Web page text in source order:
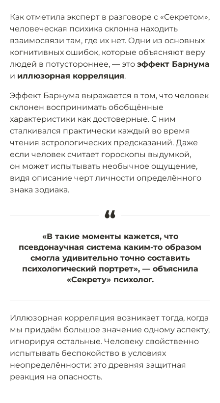
Как отметила эксперт в разговоре с «Секретом»,
человеческая психика склонна находить
взаимосвязи там, где их нет. Одни из основных
когнитивных ошибок, которые объясняют веру
людей в потустороннее, — это эффект Барнума
и иллюзорная корреляция.
Эффект Барнума выражается в том, что человек
склонен воспринимать обобщённые
характеристики как достоверные. С ним
сталкивался практически каждый во время
чтения астрологических предсказаний. Даже
если человек считает гороскопы выдумкой,
он может испытывать необычное ощущение,
видя описание черт личности определённого
знака зодиака.
“
«В такие моменты кажется, что
псевдонаучная система каким-то образом
смогла удивительно точно составить
психологический портрет», — объяснила
«Секрету» психолог.
Иллюзорная корреляция возникает тогда, когда
мы придаём большое значение одному аспекту,
игнорируя остальные. Человеку свойственно
испытывать беспокойство в условиях
неопределённости: это древняя защитная
реакция на опасность.